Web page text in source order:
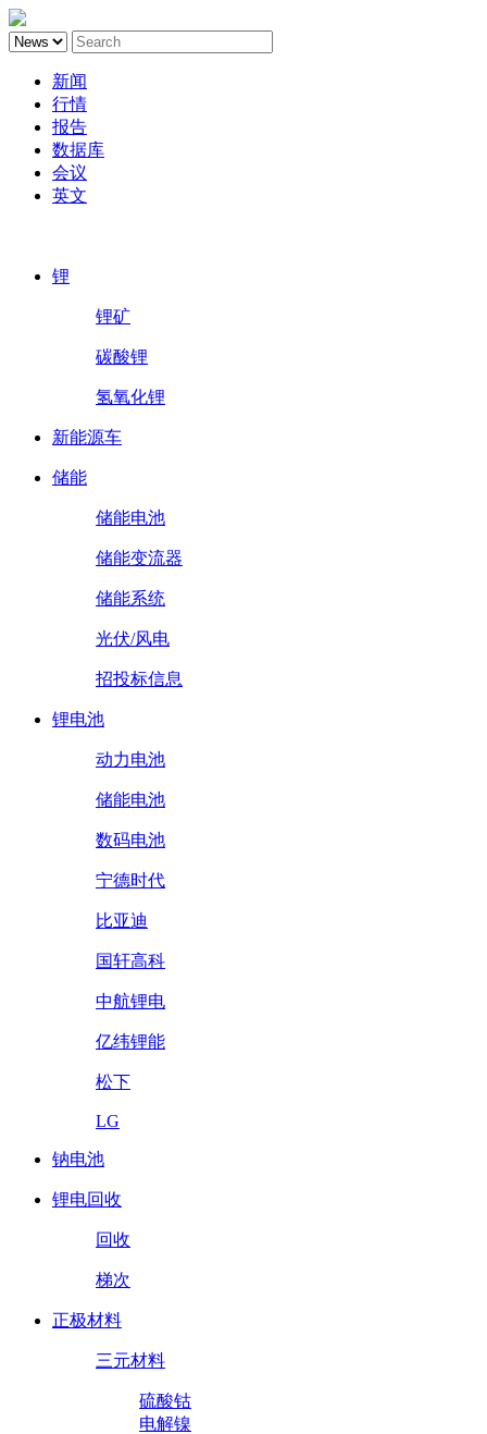
新闻
行情
报告
数据库
会议
英文
锂
锂矿
碳酸锂
氢氧化锂
新能源车
储能
储能电池
储能变流器
储能系统
光伏/风电
招投标信息
锂电池
动力电池
储能电池
数码电池
宁德时代
比亚迪
国轩高科
中航锂电
亿纬锂能
松下
LG
钠电池
锂电回收
回收
梯次
正极材料
三元材料
硫酸钴
电解镍